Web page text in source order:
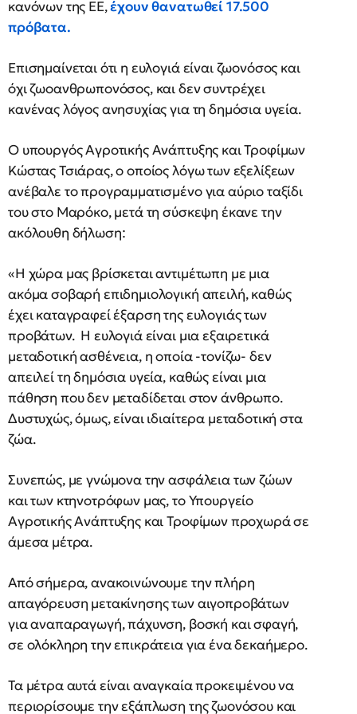
κανόνων της ΕΕ,έχουν θανατωθεί 17.500
πρόβατα.
Επισημαίνεται ότι η ευλογιά είναι ζωονόσος και
όχι ζωοανθρωπονόσος, και δεν συντρέχει
κανένας λόγος ανησυχίας για τη δημόσια υγεία.
Ο υπουργός Αγροτικής Ανάπτυξης και Τροφίμων
Κώστας Τσιάρας, ο οποίος λόγω των εξελίξεων
ανέβαλε το προγραμματισμένο για αύριο ταξίδι
του στο Μαρόκο, μετά τη σύσκεψη έκανε την
ακόλουθη δήλωση:
«Η χώρα μας βρίσκεται αντιμέτωπη με μια
ακόμα σοβαρή επιδημιολογική απειλή, καθώς
έχει καταγραφεί έξαρση της ευλογιάς των
προβάτων. Η ευλογιά είναι μια εξαιρετικά
μεταδοτική ασθένεια, η οποία -τονίζω- δεν
απειλεί τη δημόσια υγεία, καθώς είναι μια
πάθηση που δεν μεταδίδεται στον άνθρωπο.
Δυστυχώς, όμως, είναι ιδιαίτερα μεταδοτική στα
ζώα.
Συνεπώς, με γνώμονα την ασφάλεια των ζώων
και των κτηνοτρόφων μας, το Υπουργείο
Αγροτικής Ανάπτυξης και Τροφίμων προχωρά σε
άμεσα μέτρα.
Από σήμερα, ανακοινώνουμε την πλήρη
απαγόρευση μετακίνησης των αιγοπροβάτων
για αναπαραγωγή, πάχυνση, βοσκή και σφαγή,
σε ολόκληρη την επικράτεια για ένα δεκαήμερο.
Τα μέτρα αυτά είναι αναγκαία προκειμένου να
περιορίσουμε την εξάπλωση της ζωονόσου και